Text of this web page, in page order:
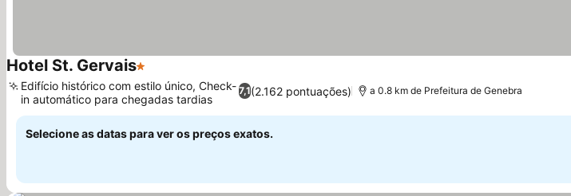
Hotel St. Gervais1 Estrelas
7,1(2.162 pontuações)
Edifício histórico com estilo único, Check-
in automático para chegadas tardias
a 0.8 km de Prefeitura de Genebra
Selecione as datas para ver os preços exatos.